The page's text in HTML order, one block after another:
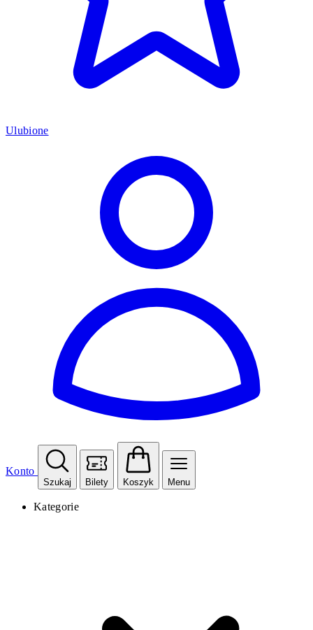
Ulubione
Konto
Szukaj Bilety Koszyk Menu
Kategorie